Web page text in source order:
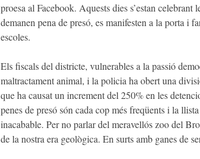
proesa al Facebook. Aquests dies s’estan
demanen pena de presó, es manifesten a la porta i
escoles.
Els fiscals del districte, vulnerables a la passió
maltractament animal, i la policia ha obert una
que ha causat un increment del 250% en les
penes de presó són cada cop més freqüents i la
inacabable. Per no parlar del meravellós zoo del
de la nostra era geològica. En surts amb ganes de